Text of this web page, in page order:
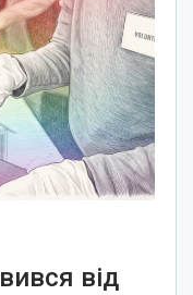
від